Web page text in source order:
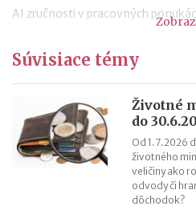
AI zručnosti v pracovných
Návrat z dovolenky mimo EÚ: čo
Nové pravidlá EÚ v leteckej
cestujúcich
Riziká lacného „značkového“
zdravia
Nové pravidlá kontroly PZP od
Nárok na daňový bonus či platenie
Súvisiace témy
Životné
do
Od 1.7.2026
životného
veličiny ako
odvody či
dôchodok?